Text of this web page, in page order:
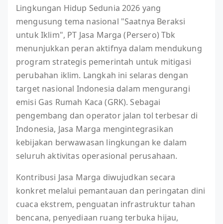
Lingkungan Hidup Sedunia 2026 yang
mengusung tema nasional "Saatnya Beraksi
untuk Iklim", PT Jasa Marga (Persero) Tbk
menunjukkan peran aktifnya dalam mendukung
program strategis pemerintah untuk mitigasi
perubahan iklim. Langkah ini selaras dengan
target nasional Indonesia dalam mengurangi
emisi Gas Rumah Kaca (GRK). Sebagai
pengembang dan operator jalan tol terbesar di
Indonesia, Jasa Marga mengintegrasikan
kebijakan berwawasan lingkungan ke dalam
seluruh aktivitas operasional perusahaan.
Kontribusi Jasa Marga diwujudkan secara
konkret melalui pemantauan dan peringatan dini
cuaca ekstrem, penguatan infrastruktur tahan
bencana, penyediaan ruang terbuka hijau,